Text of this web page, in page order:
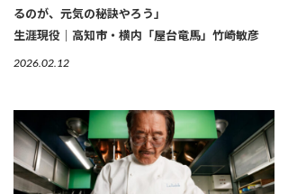
るのが、元気の秘訣やろう」
生涯現役｜高知市・横内「屋台竜馬」竹崎敏彦
2026.02.12